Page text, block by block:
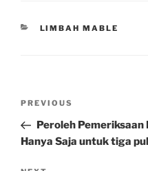
CATEGORIES
LIMBAH MABLE
Previous
Post
PREVIOUS
Peroleh Pemeriksaan
Hanya Saja untuk tiga